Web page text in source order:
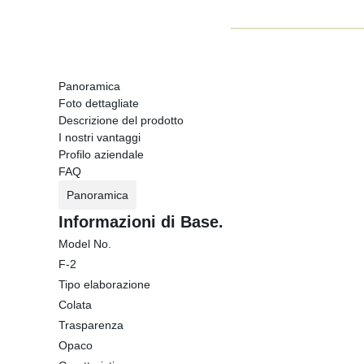
Panoramica
Foto dettagliate
Descrizione del prodotto
I nostri vantaggi
Profilo aziendale
FAQ
Panoramica
Informazioni di Base.
Model No.
F-2
Tipo elaborazione
Colata
Trasparenza
Opaco